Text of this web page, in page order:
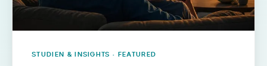
STUDIEN & INSIGHTS · FEATURED